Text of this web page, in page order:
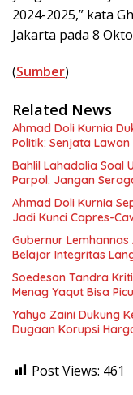
2024-2025,” kata
Jakarta pada 8
(Sumber)
Related News
Ahmad Doli Kurnia
Politik: Senjata Lawan
Bahlil Lahadalia Soal
Parpol: Jangan
Ahmad Doli Kurnia
Jadi Kunci Capres-
Gubernur Lemhannas
Belajar Integritas
Soedeson Tandra
Menag Yaqut Bisa
Yahya Zaini Dukung
Dugaan Korupsi
Post Views: 461